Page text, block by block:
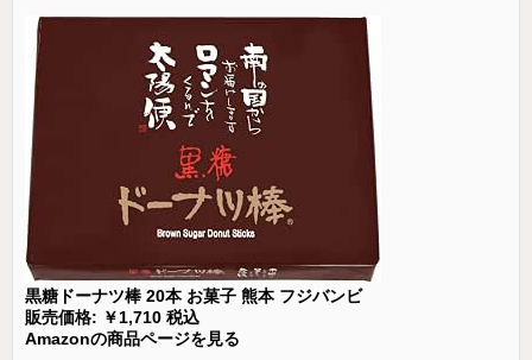
黒糖ドーナツ棒 20本 お菓子 熊本 フジバンビ
販売価格: ￥1,710 税込
Amazonの商品ページを見る